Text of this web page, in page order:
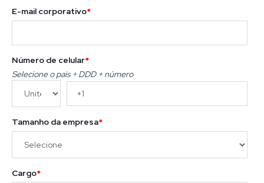
E-mail corporativo*
Número de celular*
Selecione o pais + DDD + número
Tamanho da empresa*
Cargo*